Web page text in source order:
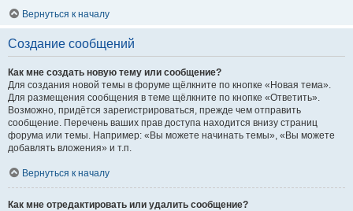
Вернуться к началу
Создание сообщений
Как мне создать новую тему или сообщение?
Для создания новой темы в форуме щёлкните по кнопке «Новая тема».
Для размещения сообщения в теме щёлкните по кнопке «Ответить».
Возможно, придётся зарегистрироваться, прежде чем отправить
сообщение. Перечень ваших прав доступа находится внизу страниц
форума или темы. Например: «Вы можете начинать темы», «Вы можете
добавлять вложения» и т.п.
Вернуться к началу
Как мне отредактировать или удалить сообщение?